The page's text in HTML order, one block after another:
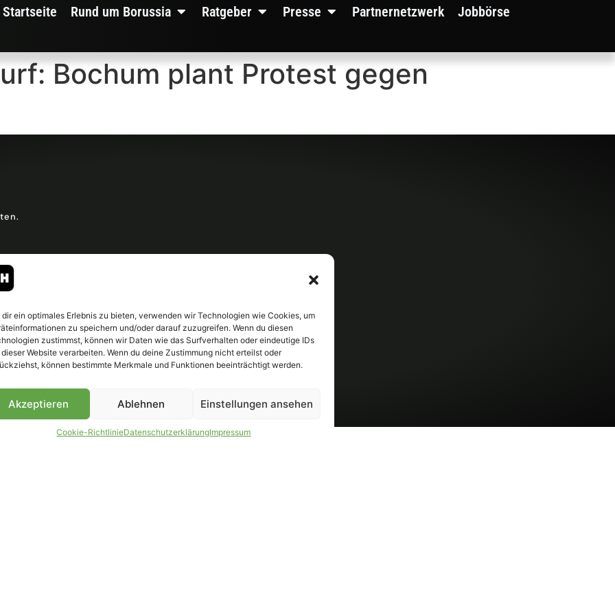
dir ein optimales Erlebnis zu bieten, verwenden wir Technologien wie Cookies, um
zu speichern und/oder darauf zuzugreifen. Wenn du diesen
zustimmst, können wir Daten wie das Surfverhalten oder eindeutige IDs
Website verarbeiten. Wenn du deine Zustimmung nicht erteilst oder
können bestimmte Merkmale und Funktionen beeinträchtigt werden.
Akzeptieren Ablehnen Einstellungen ansehen
Cookie-RichtlinieDatenschutzerklärungImpressum
Startseite Rund um Borussia Ratgeber Presse Partnernetzwerk Jobbörse
Bochum plant Protest gegen